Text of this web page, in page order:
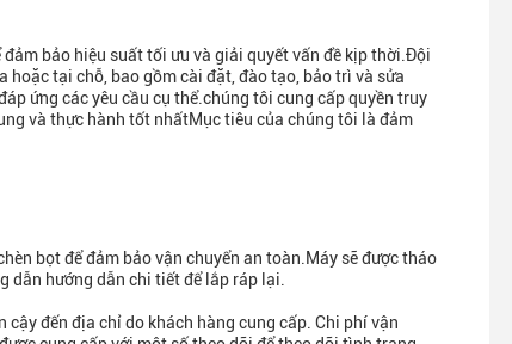
bảo hiệu suất tối ưu và giải quyết vấn đề kịp thời.Đội
hoặc tại chỗ, bao gồm cài đặt, đào tạo, bảo trì và sửa
ứng các yêu cầu cụ thể.chúng tôi cung cấp quyền truy
và thực hành tốt nhấtMục tiêu của chúng tôi là đảm
bọt để đảm bảo vận chuyển an toàn.Máy sẽ được tháo
dẫn hướng dẫn chi tiết để lắp ráp lại.
đến địa chỉ do khách hàng cung cấp. Chi phí vận